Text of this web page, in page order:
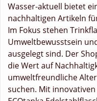
Wasser-aktuell bietet
nachhaltigen Artikeln
Im Fokus stehen
Umweltbewusstsein
ausgelegt sind. Der
die Wert auf
umweltfreundliche
suchen. Mit